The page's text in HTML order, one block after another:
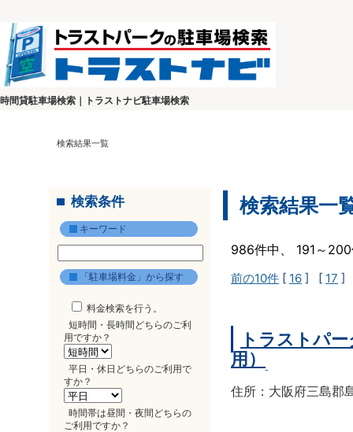
時間貸駐車場検索｜トラストナビ駐車場検索
検索結果一覧
検索条件
キーワード
「駐車場料金」から探す
料金検索を行う。
短時間・長時間どちらのご利
用ですか？
平日・休日どちらのご利用で
すか？
時間帯は昼間・夜間どちらの
ご利用ですか？
検索結果一
986件中、 191～
前の10件 [ 16 ] [ 17 ]
トラストパ
用）
住所：大阪府三島郡